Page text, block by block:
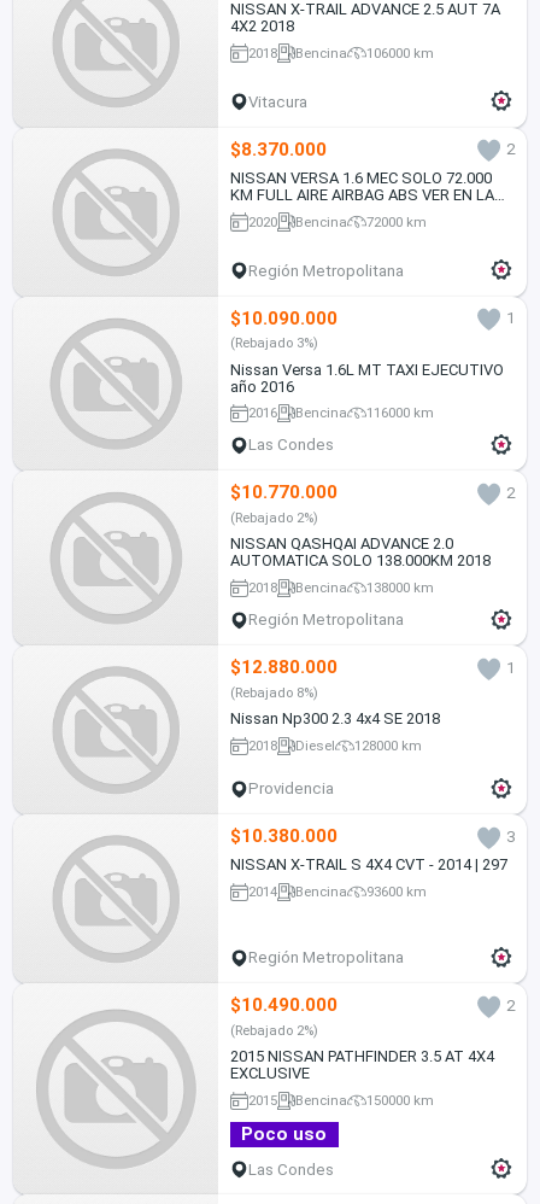
NISSAN X-TRAIL ADVANCE 2.5 AUT 7A
4X2 2018
2018 Bencina 106000 km
Vitacura
$8.370.000
2
NISSAN VERSA 1.6 MEC SOLO 72.000
KM FULL AIRE AIRBAG ABS VER EN LAS
CONDES 2020
2020 Bencina 72000 km
Región Metropolitana
$10.090.000 1
(Rebajado 3%)
Nissan Versa 1.6L MT TAXI EJECUTIVO
año 2016
2016 Bencina 116000 km
Las Condes
$10.770.000 2
(Rebajado 2%)
NISSAN QASHQAI ADVANCE 2.0
AUTOMATICA SOLO 138.000KM 2018
2018 Bencina 138000 km
Región Metropolitana
$12.880.000 1
(Rebajado 8%)
Nissan Np300 2.3 4x4 SE 2018
2018 Diesel 128000 km
Providencia
$10.380.000
3
NISSAN X-TRAIL S 4X4 CVT - 2014 | 297
2014 Bencina 93600 km
Región Metropolitana
$10.490.000 2
(Rebajado 2%)
2015 NISSAN PATHFINDER 3.5 AT 4X4
EXCLUSIVE
2015 Bencina 150000 km
Poco uso
Las Condes